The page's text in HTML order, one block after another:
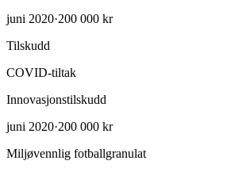
juni 2020·200 000 kr
Tilskudd
COVID-tiltak
Innovasjonstilskudd
juni 2020·200 000 kr
Miljøvennlig fotballgranulat